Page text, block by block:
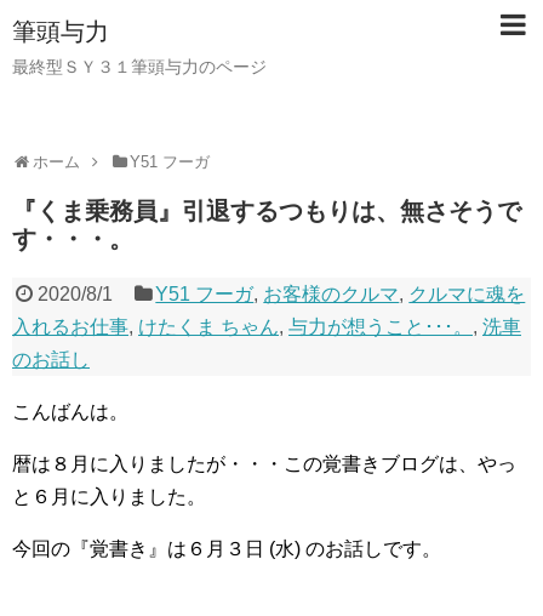
筆頭与力
最終型ＳＹ３１筆頭与力のページ
ホーム Y51 フーガ
『くま乗務員』引退するつもりは、無さそうで
す・・・。
2020/8/1 Y51 フーガ, お客様のクルマ, クルマに魂を
入れるお仕事, けたくま ちゃん, 与力が想うこと･･･。 , 洗車
のお話し
こんばんは。
暦は８月に入りましたが・・・この覚書きブログは、やっ
と６月に入りました。
今回の『覚書き』は６月３日 (水) のお話しです。